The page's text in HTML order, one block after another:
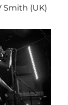
Smith (UK)